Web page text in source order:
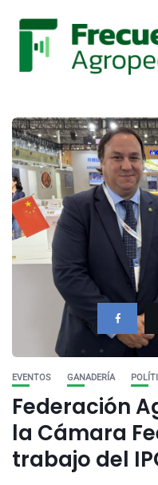
EVENTOS GANADERÍA
Federación
la Cámara
trabajo del